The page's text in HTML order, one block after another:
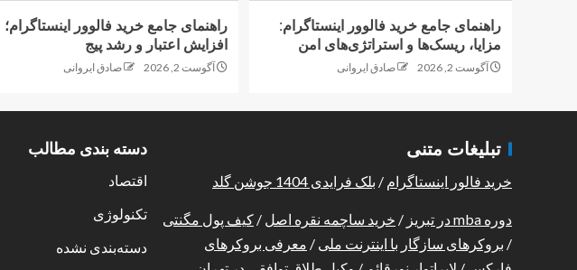
راهنمای جامع خرید فالوور اینستاگرام:
مزایا، ریسک‌ها و استراتژی‌های امن
آگوست 2, 2026 صادق ایروانی
راهنمای جامع خرید فالوور اینستاگرام؛
افزایش اعتبار و رشد پیج
آگوست 2, 2026 صادق ایروانی
دسته بندی مطالب
اقتصاد
تکنولوژی
دسته‌بندی نشده
تبلیغات متنی
خرید فالور اینستاگرام / بلک فرایدی 1404 جوشن گلد
دوره mba در تبریز / خرید ساچمه نقره اصل / کیف پول مگنتی
/ بروکرهای سازگار با اینترنت ملی / معرفی بروکرهای